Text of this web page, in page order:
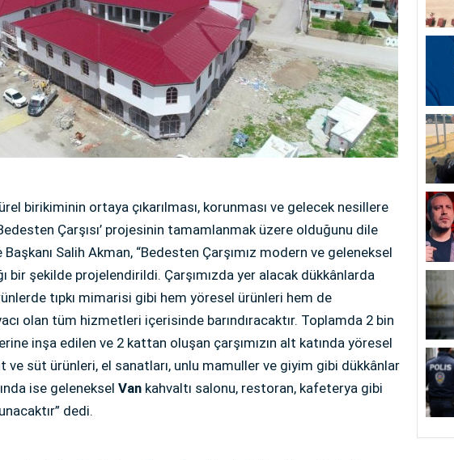
birikiminin ortaya çıkarılması, korunması ve gelecek nesillere
Çarşısı’ projesinin tamamlanmak üzere olduğunu dile
Salih Akman, “Bedesten Çarşımız modern ve geleneksel
bir şekilde projelendirildi. Çarşımızda yer alacak dükkânlarda
tıpkı mimarisi gibi hem yöresel ürünleri hem de
olan tüm hizmetleri içerisinde barındıracaktır. Toplamda 2 bin
inşa edilen ve 2 kattan oluşan çarşımızın alt katında yöresel
ve süt ürünleri, el sanatları, unlu mamuller ve giyim gibi dükkânlar
ise geleneksel Van kahvaltı salonu, restoran, kafeterya gibi
dedi.